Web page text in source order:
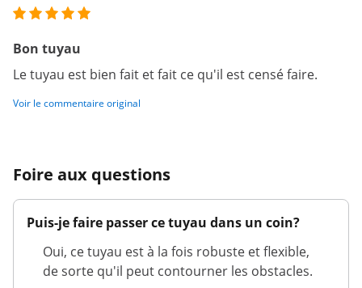
Bon tuyau
Le tuyau est bien fait et fait ce qu'il est censé faire.
Voir le commentaire original
Foire aux questions
Puis-je faire passer ce tuyau dans un coin?
Oui, ce tuyau est à la fois robuste et flexible,
de sorte qu'il peut contourner les obstacles.